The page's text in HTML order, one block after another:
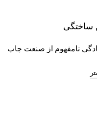
ساختگی
نامفهوم از صنعت چاپ